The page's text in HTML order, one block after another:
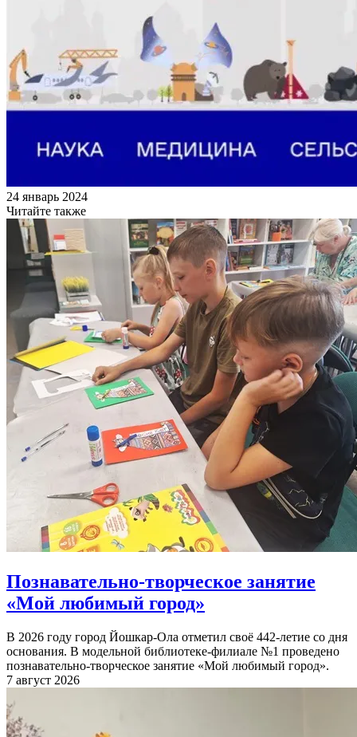
24 январь 2024
Читайте также
Познавательно-творческое занятие
«Мой любимый город»
В 2026 году город Йошкар-Ола отметил своё 442-летие со дня
основания. В модельной библиотеке-филиале №1 проведено
познавательно-творческое занятие «Мой любимый город».
7 август 2026